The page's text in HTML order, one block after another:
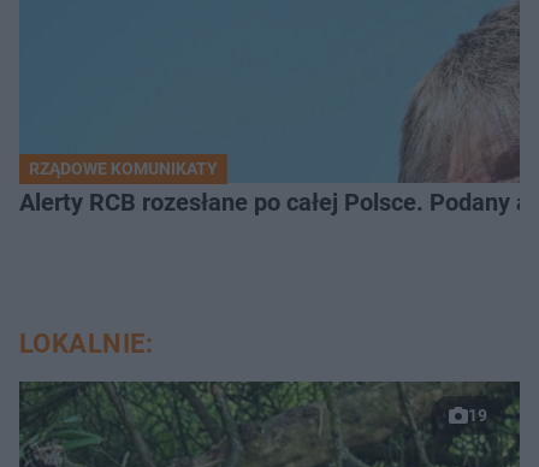
RZĄDOWE KOMUNIKATY
Alerty RCB rozesłane po całej Polsce. Podany
LOKALNIE:
19